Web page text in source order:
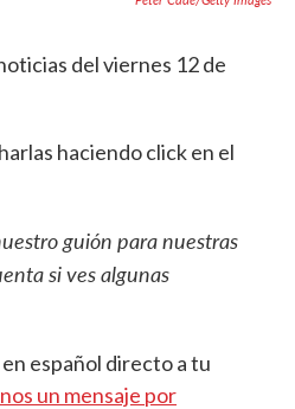
del viernes 12 de
haciendo click en el
guión para nuestras
si ves algunas
español directo a tu
un mensaje por